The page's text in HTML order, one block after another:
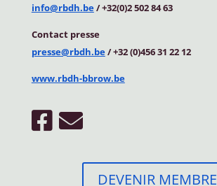
info@rbdh.be/ +32(0)2 502 84 63
Contact presse
presse@rbdh.be/ +32 (0)456 31 22 12
www.rbdh-bbrow.be
DEVENIR MEMBRE